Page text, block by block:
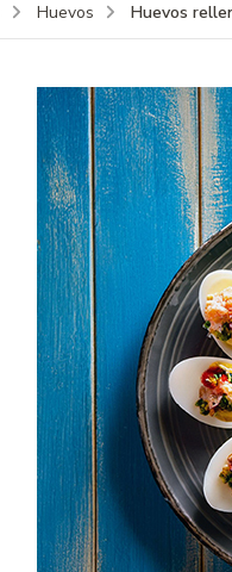
Huevos Huevos